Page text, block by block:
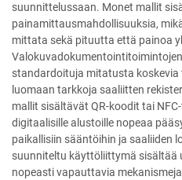
suunnittelussaan. Monet mallit
painamittausmahdollisuuksia,
mittata sekä pituutta että painoa
standardoituja mitatusta
luomaan tarkkoja saaliitten
mallit sisältävät QR-koodit tai
digitaalisille alustoille nopeaa
paikallisiin sääntöihin ja saaliiden
suunniteltu käyttöliittymä sisältää
nopeasti vapauttavia